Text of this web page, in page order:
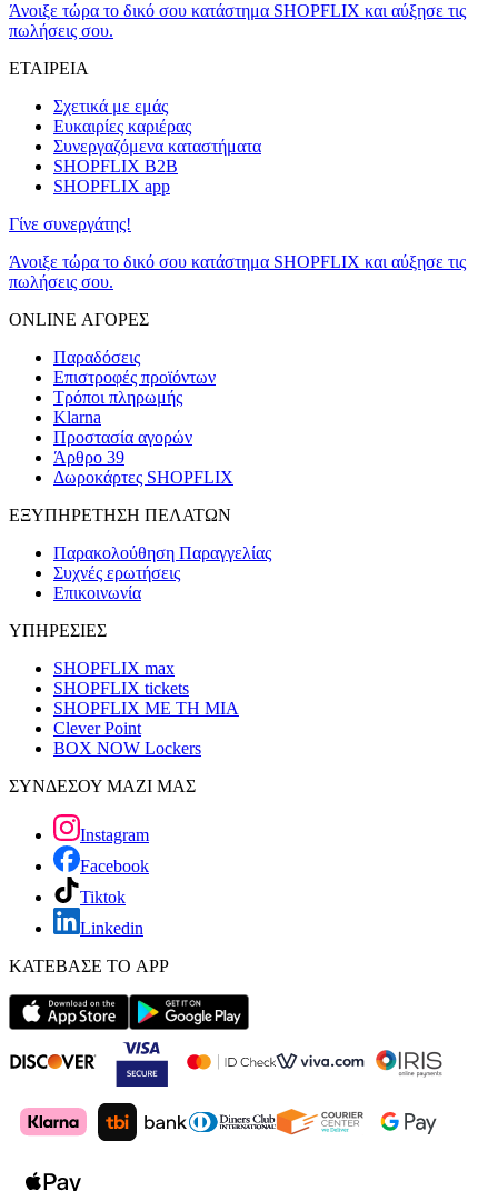
Άνοιξε τώρα το δικό σου κατάστημα SHOPFLIX και αύξησε τις
πωλήσεις σου.
ΕΤΑΙΡΕΙΑ
Σχετικά με εμάς
Ευκαιρίες καριέρας
Συνεργαζόμενα καταστήματα
SHOPFLIX B2B
SHOPFLIX app
Γίνε συνεργάτης!
Άνοιξε τώρα το δικό σου κατάστημα SHOPFLIX και αύξησε τις
πωλήσεις σου.
ONLINE ΑΓΟΡΕΣ
Παραδόσεις
Επιστροφές προϊόντων
Τρόποι πληρωμής
Klarna
Προστασία αγορών
Άρθρο 39
Δωροκάρτες SHOPFLIX
ΕΞΥΠΗΡΕΤΗΣΗ ΠΕΛΑΤΩΝ
Παρακολούθηση Παραγγελίας
Συχνές ερωτήσεις
Επικοινωνία
ΥΠΗΡΕΣΙΕΣ
SHOPFLIX max
SHOPFLIX tickets
SHOPFLIX ΜΕ ΤΗ ΜΙΑ
Clever Point
BOX NOW Lockers
ΣΥΝΔΕΣΟΥ ΜΑΖΙ ΜΑΣ
Instagram
Facebook
Tiktok
Linkedin
ΚΑΤΕΒΑΣΕ ΤΟ APP